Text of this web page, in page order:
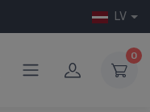
LV
0